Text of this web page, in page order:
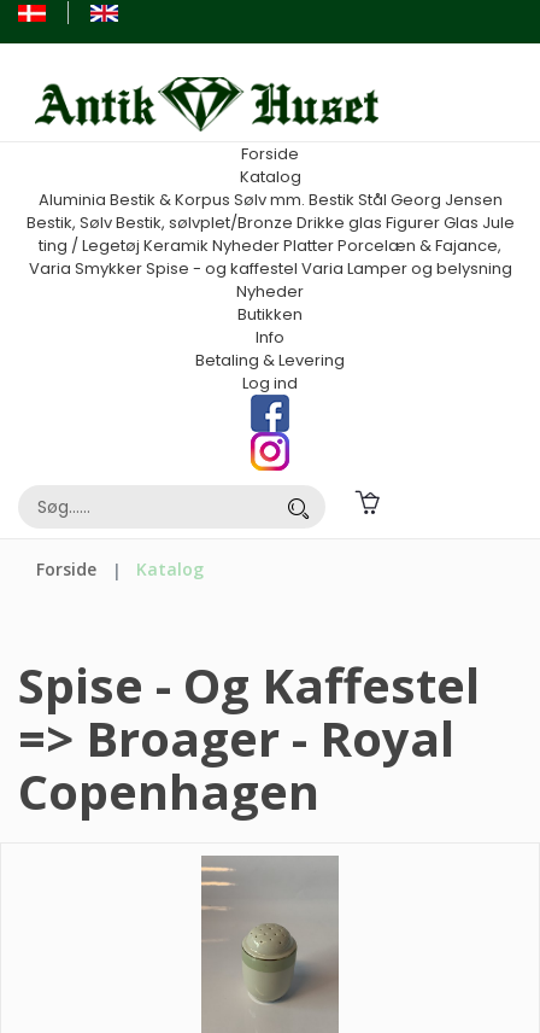
Forside
Katalog
Aluminia Bestik & Korpus Sølv mm. Bestik Stål Georg Jensen
Bestik, SølvBestik, sølvplet/Bronze Drikke glas FigurerGlas Jule
ting / Legetøj Keramik NyhederPlatterPorcelæn & Fajance,
Varia SmykkerSpise - og kaffestel Varia Lamper og belysning
Nyheder
Butikken
Info
Betaling & Levering
Log ind
Forside Katalog
Spise - Og Kaffestel
=> Broager - Royal
Copenhagen